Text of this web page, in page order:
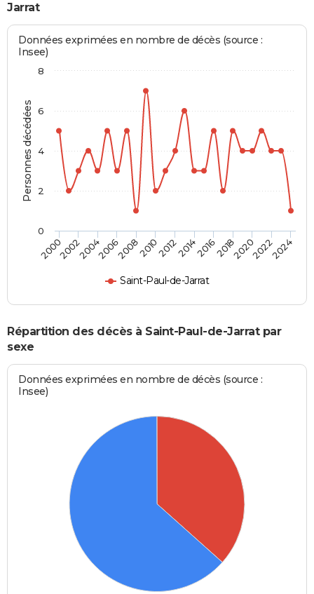
Jarrat
Personnes décédées
Données exprimées en nombre de décès (source :
Insee)
Saint-Paul-de-Jarrat
2000200220042006200820102012201420162018202020222024
0
2
4
6
8
Répartition des décès à Saint-Paul-de-Jarrat par
sexe
Données exprimées en nombre de décès (source :
Insee)